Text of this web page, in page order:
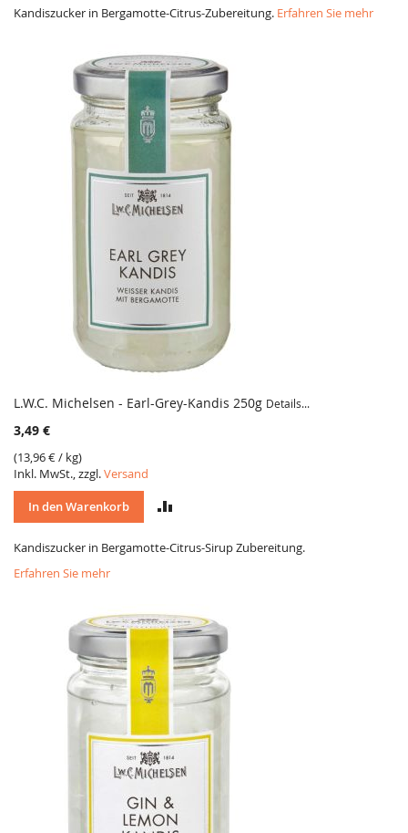
Kandiszucker in Bergamotte-Citrus-Zubereitung. Erfahren Sie mehr
L.W.C. Michelsen - Earl-Grey-Kandis 250g Details...
3,49 €
(13,96 €/ kg)
Inkl. MwSt., zzgl.Versand
In den Warenkorb
VERGLEICH
Kandiszucker in Bergamotte-Citrus-Sirup Zubereitung.
Erfahren Sie mehr